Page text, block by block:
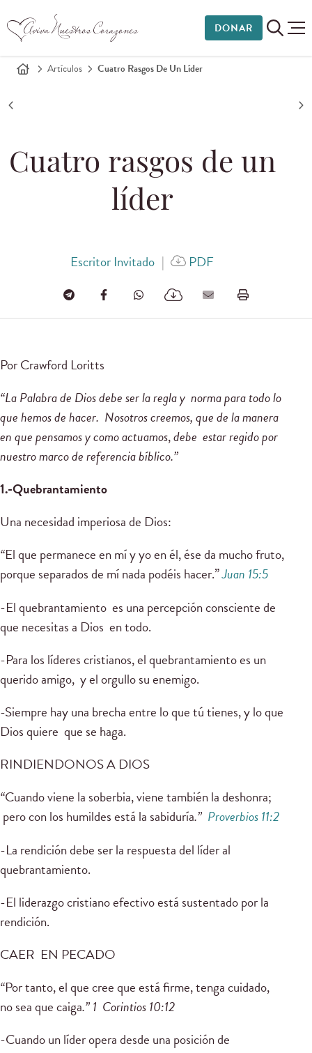
DONAR
Artículos Cuatro Rasgos De Un Líder
Cuatro rasgos de un
líder
Escritor Invitado | PDF
Por Crawford Loritts
“La Palabra de Dios debe ser la regla y norma para todo lo
que hemos de hacer. Nosotros creemos, que de la manera
en que pensamos y como actuamos,debe estar regido por
nuestro marco de referencia bíblico.”
1.-Quebrantamiento
Una necesidad imperiosa de Dios:
“El que permanece en mí y yo en él, ése da mucho fruto,
porque separados de mí nada podéis hacer.”Juan 15:5
-El quebrantamiento es una percepción consciente de
que necesitas a Dios en todo.
-Para los líderes cristianos, el quebrantamiento es un
querido amigo, y el orgullo su enemigo.
-Siempre hay una brecha entre lo que tú tienes, y lo que
Dios quiere que se haga.
RINDIENDONOS A DIOS
“Cuando viene la soberbia, viene también la deshonra;
pero con los humildes está la sabiduría.” Proverbios 11:2
-La rendición debe ser la respuesta del líder al
quebrantamiento.
-El liderazgo cristiano efectivo está sustentado por la
rendición.
CAER EN PECADO
“Por tanto, el que cree que está firme, tenga cuidado,
no sea que caiga.” 1 Corintios 10:12
-Cuando un líder opera desde una posición de